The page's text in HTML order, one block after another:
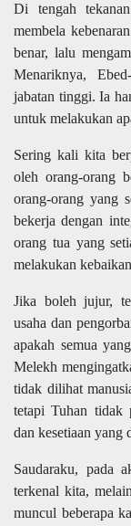
Di tengah
membela
benar, lalu
Menariknya,
jabatan tinggi. Ia
untuk melakukan
Sering kali kita
oleh orang-orang
orang-orang yang
bekerja dengan
orang tua yang
melakukan
Jika boleh jujur,
usaha dan
apakah semua
Melekh
tidak dilihat
tetapi Tuhan tidak
dan kesetiaan yang
Saudaraku, pada
terkenal kita,
muncul beberapa